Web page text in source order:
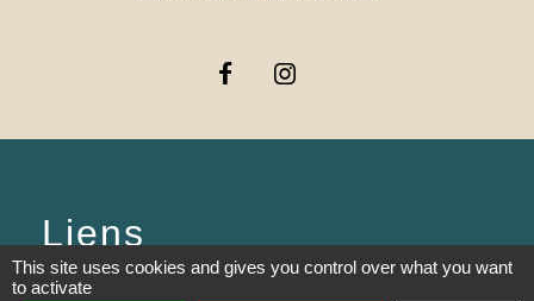
Liens
PREFECTURE DE SAÔNE ET
This site uses cookies and gives you control over what you want
to activate